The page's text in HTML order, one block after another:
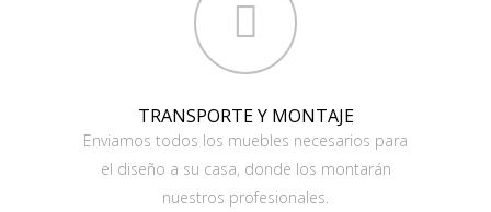
TRANSPORTE Y MONTAJE
Enviamos todos los muebles necesarios para
el diseño a su casa, donde los montarán
nuestros profesionales.